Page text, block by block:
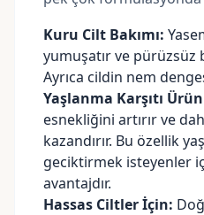
Kuru Cilt Bakımı:
yumuşatır ve pürüzsüz
Ayrıca cildin nem
Yaşlanma Karşıtı
esnekliğini artırır ve
kazandırır. Bu özellik
geciktirmek isteyenler
avantajdır.
Hassas Ciltler İçin: